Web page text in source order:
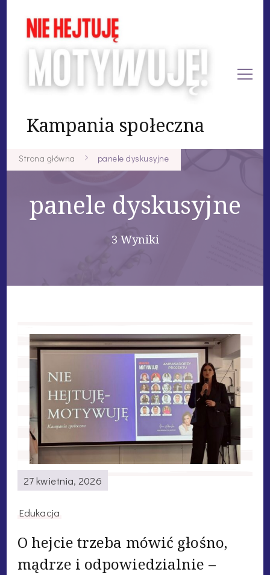
Kampania społeczna
Strona główna panele dyskusyjne
panele dyskusyjne
3 Wyniki
27 kwietnia, 2026
Edukacja
O hejcie trzeba mówić głośno,
mądrze i odpowiedzialnie –